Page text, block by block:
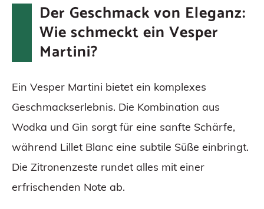
Der Geschmack von Eleganz:
Wie schmeckt ein Vesper
Martini?
Ein Vesper Martini bietet ein komplexes
Geschmackserlebnis. Die Kombination aus
Wodka und Gin sorgt für eine sanfte Schärfe,
während Lillet Blanc eine subtile Süße einbringt.
Die Zitronenzeste rundet alles mit einer
erfrischenden Note ab.